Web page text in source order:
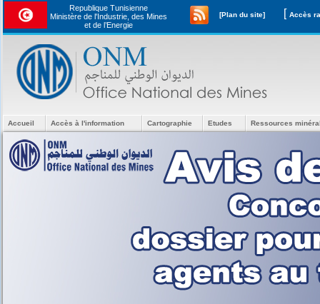
Republique Tunisienne
Ministère de l'Industrie, des Mines
et de l’Energie
[Plan du site] [
Accueil Accès à l'information Cartographie Etudes Ressources